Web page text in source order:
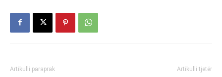
Artikulli paraprak Artikulli tjetër